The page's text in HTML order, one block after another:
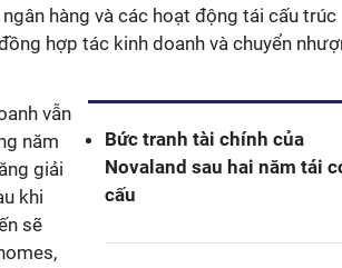
hàng và các hoạt động tái cấu trúc
hợp tác kinh doanh và chuyển
Bức tranh tài chính của
Novaland sau hai năm tái
cấu
vẫn
năm
giải
khi
​​sẽ